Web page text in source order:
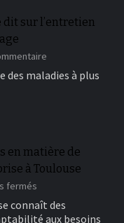
a
Euroletten
nicht
dit sur l’entretien
que
l’entretien
des
outils
maladies à plus
en matière de
à Toulouse
fermés
Tendances
actuelles
connaît des
aux besoins